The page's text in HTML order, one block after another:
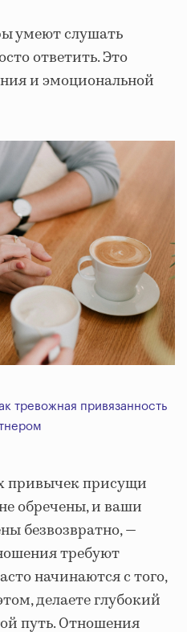
умеют слушать
ответить. Это
и эмоциональной
тревожная привязанность
привычек присущи
обречены, и ваши
безвозвратно, —
требуют
начинаются с того,
делаете глубокий
путь. Отношения